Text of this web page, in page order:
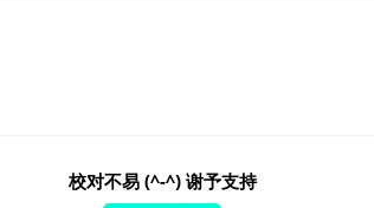
校对不易 (^-^) 谢予支持